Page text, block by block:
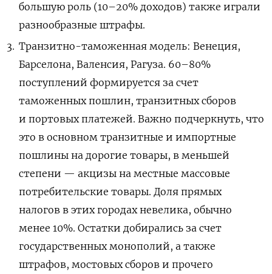
большую роль (10–20% доходов) также играли
разнообразные штрафы.
Транзитно-таможенная модель: Венеция,
Барселона, Валенсия, Рагуза. 60–80%
поступлений формируется за счет
таможенных пошлин, транзитных сборов
и портовых платежей. Важно подчеркнуть, что
это в основном транзитные и импортные
пошлины на дорогие товары, в меньшей
степени — акцизы на местные массовые
потребительские товары. Доля прямых
налогов в этих городах невелика, обычно
менее 10%. Остатки добирались за счет
государственных монополий, а также
штрафов, мостовых сборов и прочего